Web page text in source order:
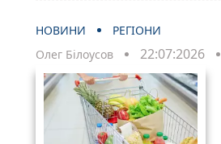
НОВИНИ
РЕГІОНИ
Олег Білоусов
22:07:2026